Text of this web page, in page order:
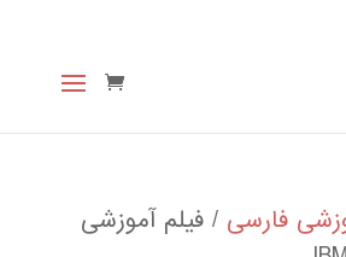
فارسی / فیلم آموزشی